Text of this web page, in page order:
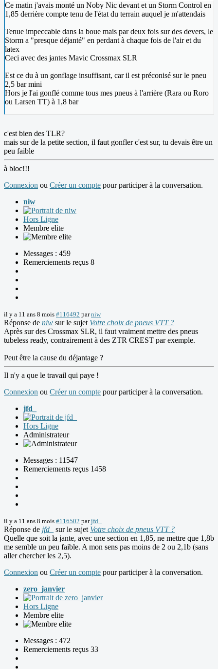
Ce matin j'avais monté un Noby Nic devant et un Storm Control en
1,85 derrière compte tenu de l'état du terrain auquel je m'attendais
Tenue impeccable dans la boue mais par deux fois sur des devers, le
Storm a "presque déjanté" en perdant à chaque fois de l'air et du
latex
Ceci avec des jantes Mavic Crossmax SLR
Est ce du à un gonflage insuffisant, car il est préconisé sur le pneu
2,5 bar mini
Hors je l'ai gonflé comme tous mes pneus à l'arrière (Rara ou Roro
ou Larsen TT) à 1,8 bar
c'est bien des TLR?
mais sur de la petite section, il faut gonfler c'est sur, tu devais être un
peu faible
à bloc!!!
Connexion ou Créer un compte pour participer à la conversation.
niw
Hors Ligne
Membre elite
Messages : 459
Remerciements reçus 8
il y a 11 ans 8 mois #116492 parniw
Réponse de niw sur le sujet Votre choix de pneus VTT ?
Après sur des Crossmax SLR, il faut vraiment mettre des pneus
tubeless ready, contrairement à des ZTR CREST par exemple.
Peut être la cause du déjantage ?
Il n'y a que le travail qui paye !
Connexion ou Créer un compte pour participer à la conversation.
jfd_
Hors Ligne
Administrateur
Messages : 11547
Remerciements reçus 1458
il y a 11 ans 8 mois #116502 parjfd_
Réponse de jfd_ sur le sujet Votre choix de pneus VTT ?
Quelle que soit la jante, avec une section en 1,85, ne mettre que 1,8b
me semble un peu faible. A mon sens pas moins de 2 ou 2,1b (sans
aller chercher les 2,5).
Connexion ou Créer un compte pour participer à la conversation.
zero_janvier
Hors Ligne
Membre elite
Messages : 472
Remerciements reçus 33